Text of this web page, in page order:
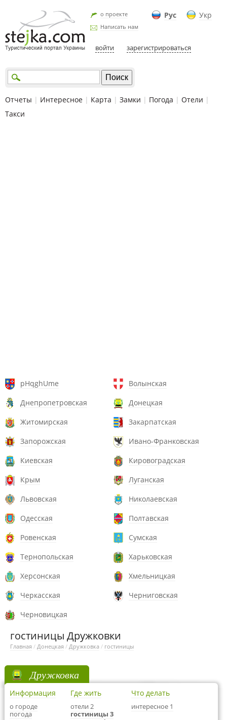
Рус Укр
о проекте
Написать нам
войти зарегистрироваться
Отчеты | Интересное | Карта | Замки | Погода | Отели |
Такси
pHqghUme
Волынская
Днепропетровская
Донецкая
Житомирская
Закарпатская
Запорожская
Ивано-Франковская
Киевская
Кировоградская
Крым
Луганская
Львовская
Николаевская
Одесская
Полтавская
Ровенская
Сумская
Тернопольская
Харьковская
Херсонская
Хмельницкая
Черкасская
Черниговская
Черновицкая
гостиницы Дружковки
Главная / Донецкая / Дружковка / гостиницы
Дружковка
Информация
о городе
погода
Где жить
отели 2
гостиницы 3
Что делать
интересное 1